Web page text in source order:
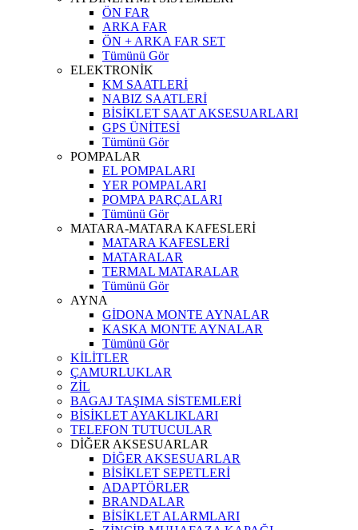
ÖN FAR
ARKA FAR
ÖN + ARKA FAR SET
Tümünü Gör
ELEKTRONİK
KM SAATLERİ
NABIZ SAATLERİ
BİSİKLET SAAT AKSESUARLARI
GPS ÜNİTESİ
Tümünü Gör
POMPALAR
EL POMPALARI
YER POMPALARI
POMPA PARÇALARI
Tümünü Gör
MATARA-MATARA KAFESLERİ
MATARA KAFESLERİ
MATARALAR
TERMAL MATARALAR
Tümünü Gör
AYNA
GİDONA MONTE AYNALAR
KASKA MONTE AYNALAR
Tümünü Gör
KİLİTLER
ÇAMURLUKLAR
ZİL
BAGAJ TAŞIMA SİSTEMLERİ
BİSİKLET AYAKLIKLARI
TELEFON TUTUCULAR
DİĞER AKSESUARLAR
DİĞER AKSESUARLAR
BİSİKLET SEPETLERİ
ADAPTÖRLER
BRANDALAR
BİSİKLET ALARMLARI